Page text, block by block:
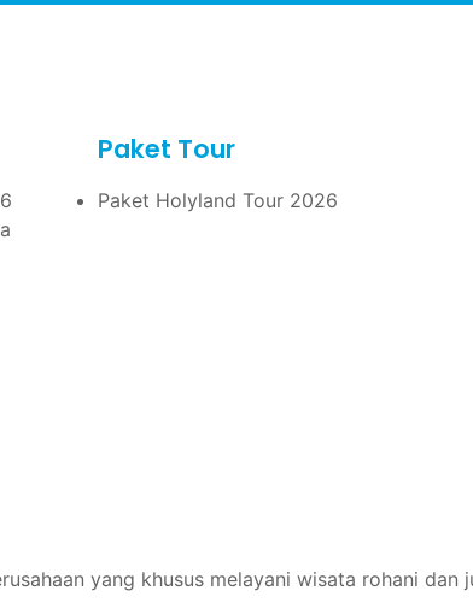
Paket Tour
Paket Holyland Tour 2026
yang khusus melayani wisata rohani